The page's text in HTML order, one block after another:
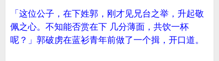
「这位公子，在下姓郭，刚才见兄台之举，升起敬
佩之心。不知能否赏在下 几分薄面，共饮一杯
呢？」郭破虏在蓝衫青年前做了一个揖，开口道。